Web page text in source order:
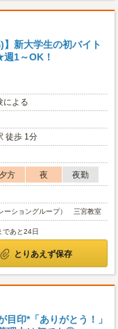
】新大学生の初バイト
1～OK！
による
徒歩 1分
夕方 夜
夜勤
ーショングループ） 三宮教室
であと24日
とりあえず保存
目印*「ありがとう！」